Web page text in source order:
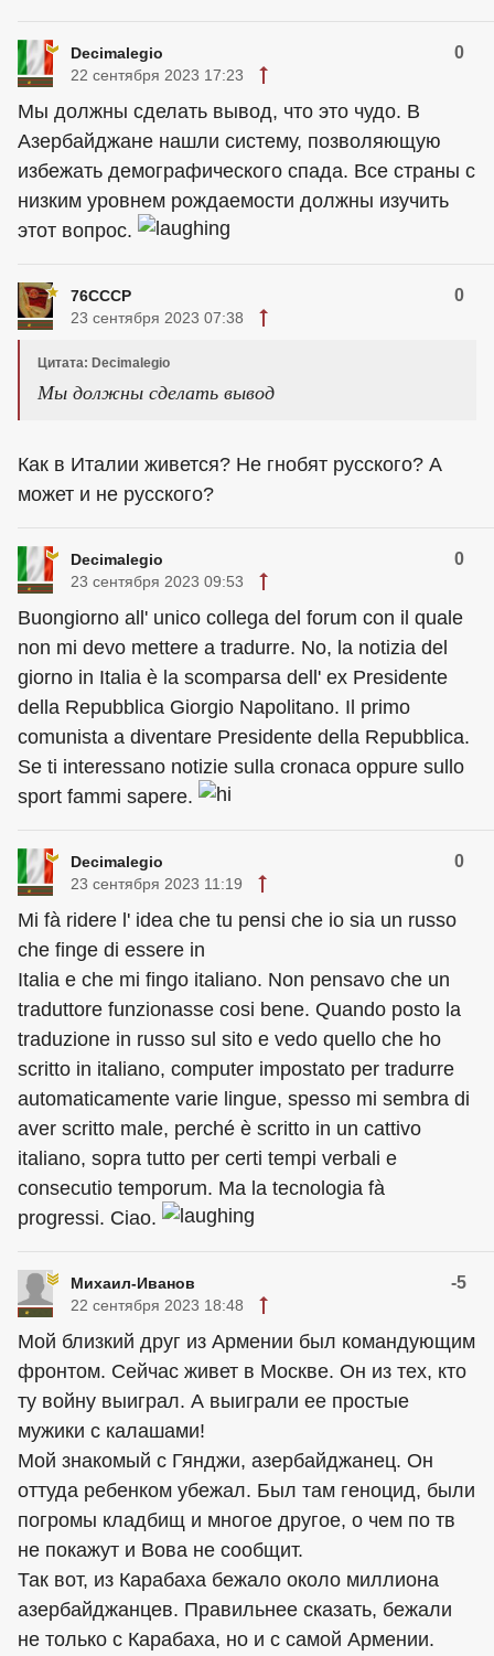
Decimalegio 0
22 сентября 2023 17:23
Мы должны сделать вывод, что это чудо. В
Азербайджане нашли систему, позволяющую
избежать демографического спада. Все страны с
низким уровнем рождаемости должны изучить
этот вопрос.
76СССР 0
23 сентября 2023 07:38
Цитата: Decimalegio
Мы должны сделать вывод
Как в Италии живется? Не гнобят русского? А
может и не русского?
Decimalegio 0
23 сентября 2023 09:53
Buongiorno all' unico collega del forum con il quale
non mi devo mettere a tradurre. No, la notizia del
giorno in Italia è la scomparsa dell' ex Presidente
della Repubblica Giorgio Napolitano. Il primo
comunista a diventare Presidente della Repubblica.
Se ti interessano notizie sulla cronaca oppure sullo
sport fammi sapere.
Decimalegio 0
23 сентября 2023 11:19
Mi fà ridere l' idea che tu pensi che io sia un russo
che finge di essere in
Italia e che mi fingo italiano. Non pensavo che un
traduttore funzionasse cosi bene. Quando posto la
traduzione in russo sul sito e vedo quello che ho
scritto in italiano, computer impostato per tradurre
automaticamente varie lingue, spesso mi sembra di
aver scritto male, perché è scritto in un cattivo
italiano, sopra tutto per certi tempi verbali e
consecutio temporum. Ma la tecnologia fà
progressi. Ciao.
Михаил-Иванов -5
22 сентября 2023 18:48
Мой близкий друг из Армении был командующим
фронтом. Сейчас живет в Москве. Он из тех, кто
ту войну выиграл. А выиграли ее простые
мужики с калашами!
Мой знакомый с Гянджи, азербайджанец. Он
оттуда ребенком убежал. Был там геноцид, были
погромы кладбищ и многое другое, о чем по тв
не покажут и Вова не сообщит.
Так вот, из Карабаха бежало около миллиона
азербайджанцев. Правильнее сказать, бежали
не только с Карабаха, но и с самой Армении.